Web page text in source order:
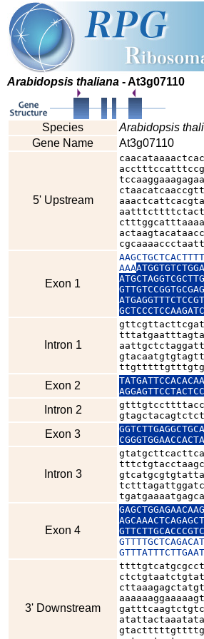
Arabidopsis thaliana - At3g07110
Species
Arabidopsis
Gene Name
At3g07110
5' Upstream
Exon 1
AAA
Intron 1
Exon 2
Intron 2
Exon 3
Intron 3
Exon 4
3' Downstream